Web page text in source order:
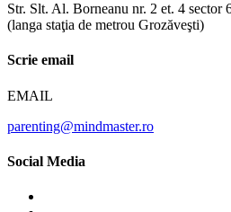
Str. Slt. Al. Borneanu nr. 2 et. 4 sector
(langa staţia de metrou Grozăveşti)
Scrie email
EMAIL
parenting@mindmaster.ro
Social Media